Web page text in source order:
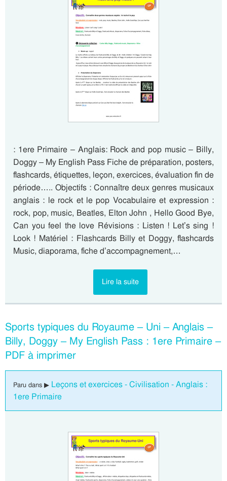
: 1ere Primaire – Anglais: Rock and pop music – Billy,
Doggy – My English Pass Fiche de préparation, posters,
flashcards, étiquettes, leçon, exercices, évaluation fin de
période….. Objectifs : Connaître deux genres musicaux
anglais : le rock et le pop Vocabulaire et expression :
rock, pop, music, Beatles, Elton John , Hello Good Bye,
Can you feel the love Révisions : Listen ! Let’s sing !
Look ! Matériel : Flashcards Billy et Doggy, flashcards
Music, diaporama, fiche d’accompagnement,…
Lire la suite
Sports typiques du Royaume – Uni – Anglais –
Billy, Doggy – My English Pass : 1ere Primaire –
PDF à imprimer
Paru dans ▶ Leçons et exercices - Civilisation - Anglais :
1ere Primaire